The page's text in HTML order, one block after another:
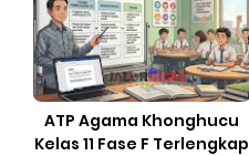
ATP Agama Khonghucu
Kelas 11 Fase F Terlengkap